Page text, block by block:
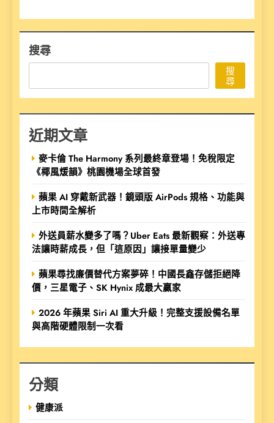
搜尋
搜
尋
近期文章
麥卡倫 The Harmony 系列最終章登場！免稅限定
《椰風煖韻》桃園機場全球首發
蘋果 AI 穿戴新武器！鏡頭版 AirPods 規格、功能與
上市時間全解析
外送員薪水變多了嗎？Uber Eats 最新觀察：外送專
法讓時薪成長，但「這原因」讓接單量變少
蘋果尋找廉價替代方案夢碎！中國長鑫存儲拒絕降
價，三星電子、SK Hynix 成最大贏家
2026 年蘋果 Siri AI 重大升級！完整支援設備名單
與高階硬體限制一次看
分類
健康派